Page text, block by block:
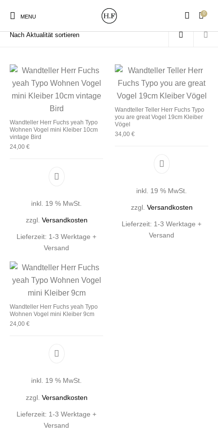
MENU
0
New Products On Sale! Wandteller Geschirrtücher
Gutscheine Magneten
Start / Produkte verschlagwortet mit „Kleiber“
Wandteller Herr Fuchs yeah Typo
Wohnen Vogel mini Kleiber 10cm
vintage Bird
24,00 €
inkl. 19 % MwSt.
zzgl. Versandkosten
Lieferzeit: 1-3 Werktage +
Versand
Wandteller Teller Herr Fuchs Typo
you are great Vogel 19cm Kleiber
Vögel
34,00 €
inkl. 19 % MwSt.
zzgl. Versandkosten
Lieferzeit: 1-3 Werktage +
Versand
Wandteller Herr Fuchs yeah Typo
Wohnen Vogel mini Kleiber 9cm
24,00 €
inkl. 19 % MwSt.
zzgl. Versandkosten
Lieferzeit: 1-3 Werktage +
Versand